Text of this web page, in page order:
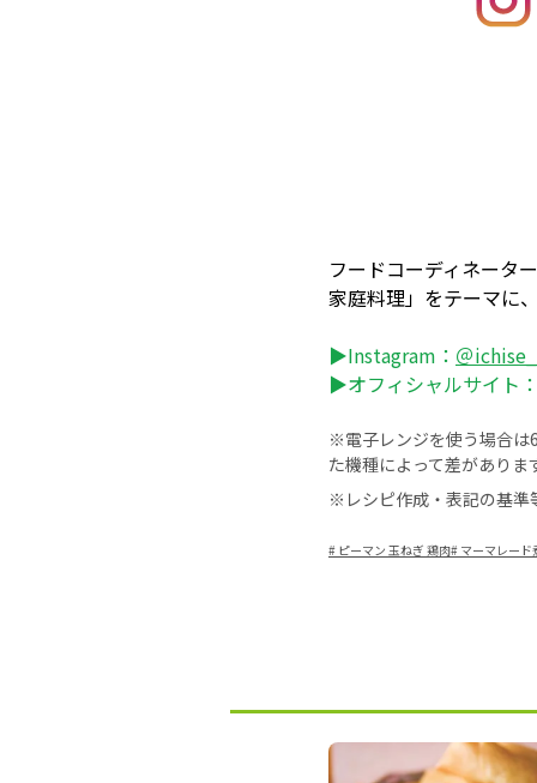
フードコーディネータ
家庭料理」をテーマに
▶Instagram： ＠
▶オフィシャルサイト
※電子レンジを使う場合は
た機種によって差があり
※レシピ作成・表記の基準
# ピーマン 玉ねぎ 鶏肉# マーマレード